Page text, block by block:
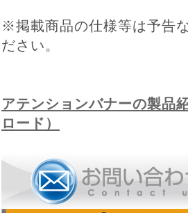
※掲載商品の仕様等は予告
ださい。
アテンションバナーの製品
ロード）